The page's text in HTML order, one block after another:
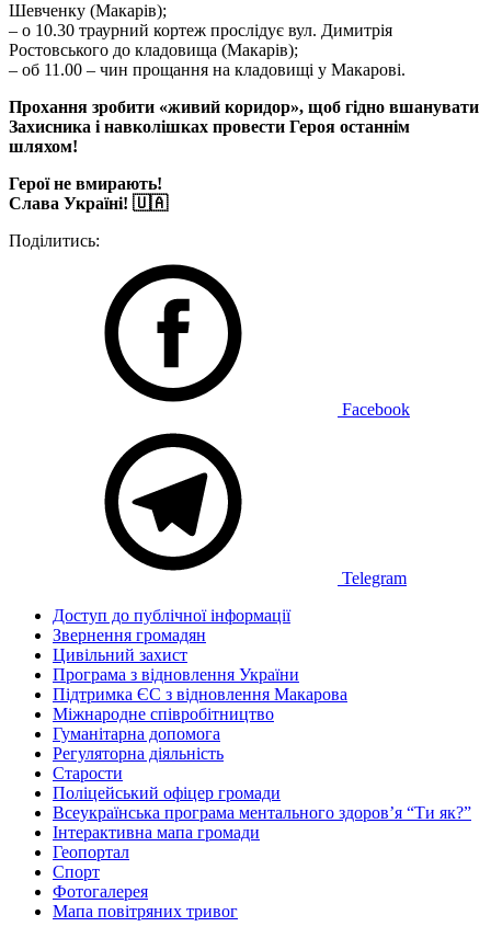
Шевченку (Макарів);
– о 10.30 траурний кортеж прослідує вул. Димитрія
Ростовського до кладовища (Макарів);
– об 11.00 – чин прощання на кладовищі у Макарові.
Прохання зробити «живий коридор», щоб гідно вшанувати
Захисника і навколішках провести Героя останнім
шляхом!
Герої не вмирають!
Слава Україні! 🇺🇦
Поділитись:
Facebook
Telegram
Доступ до публічної інформації
Звернення громадян
Цивільний захист
Програма з відновлення України
Підтримка ЄС з відновлення Макарова
Міжнародне співробітництво
Гуманітарна допомога
Регуляторна діяльність
Старости
Поліцейський офіцер громади
Всеукраїнська програма ментального здоров’я “Ти як?”
Інтерактивна мапа громади
Геопортал
Спорт
Фотогалерея
Мапа повітряних тривог